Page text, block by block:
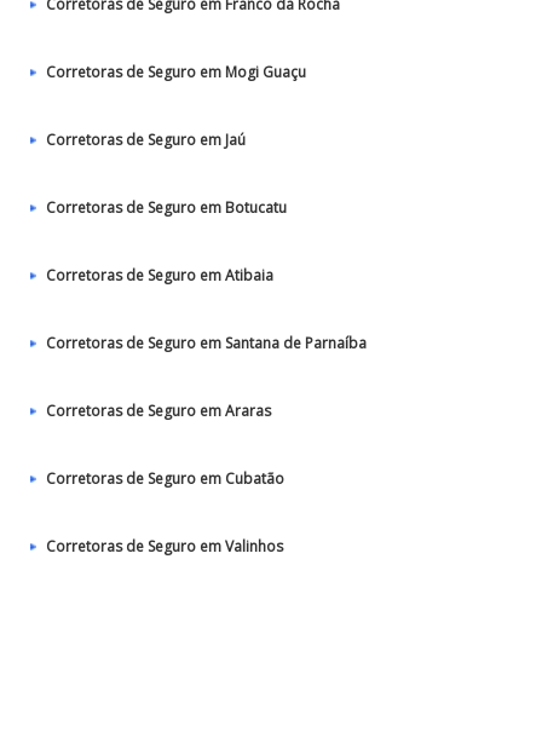
Corretoras de Seguro em Franco da Rocha
Corretoras de Seguro em Mogi Guaçu
Corretoras de Seguro em Jaú
Corretoras de Seguro em Botucatu
Corretoras de Seguro em Atibaia
Corretoras de Seguro em Santana de Parnaíba
Corretoras de Seguro em Araras
Corretoras de Seguro em Cubatão
Corretoras de Seguro em Valinhos